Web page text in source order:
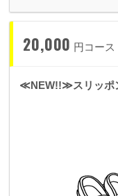
事解決！
あなたの「生きづらい
す！（ださい）
◤◢◤◢◤
20,000 円コース
≪NEW!!≫スリッポ